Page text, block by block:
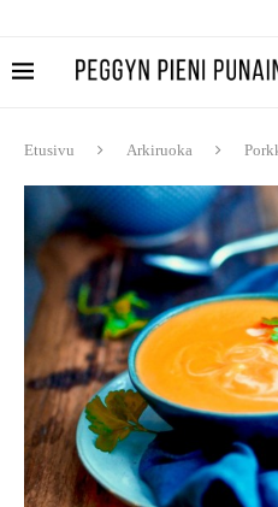
Etusivu Arkiruoka